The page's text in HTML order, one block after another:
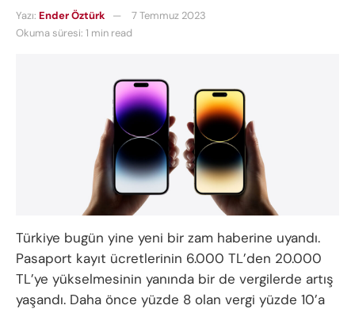
Yazı: Ender Öztürk
7 Temmuz 2023
Okuma süresi: 1 min read
Türkiye bugün yine yeni bir zam haberine uyandı.
Pasaport kayıt ücretlerinin 6.000 TL’den 20.000
TL’ye yükselmesinin yanında bir de vergilerde artış
yaşandı. Daha önce yüzde 8 olan vergi yüzde 10’a